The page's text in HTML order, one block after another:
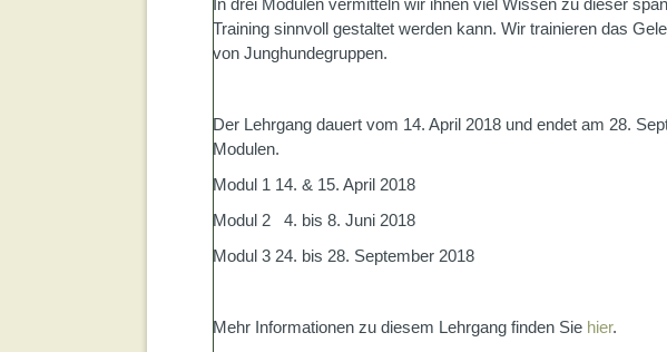
In drei Modulen vermitteln wir ihnen viel Wissen zu dieser
Training sinnvoll gestaltet werden kann. Wir trainieren das
von Junghundegruppen.
Der Lehrgang dauert vom 14. April 2018 und endet am 28.
Modulen.
Modul 1 14. & 15. April 2018
Modul 2 4. bis 8. Juni 2018
Modul 3 24. bis 28. September 2018
Mehr Informationen zu diesem Lehrgang finden Sie hier.